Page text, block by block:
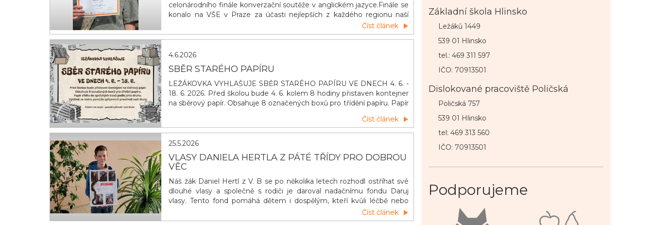
celonárodního finále konverzační soutěže v anglickém jazyce.Finále se
konalo na VŠE v Praze za účasti nejlepších z každého regionu naší
republiky. Radim si poradil skvěle se svým tématem Street Life a
obsadil druhé místo. Patří mu obrovské díky za reprezentace našeho
Číst článek
4.6.2026
SBĚR STARÉHO PAPÍRU
LEŽÁKOVKA VYHLAŠUJE SBĚR STARÉHO PAPÍRU VE DNECH 4. 6. -
18. 6. 2026. Před školou bude 4. 6. kolem 8 hodiny přistaven kontejner
na sběrový papír. Obsahuje 8 označených boxů pro třídění papíru. Papír
zpříjemnit prostředí naší školy. Třídění má smysl – pomáhá přírodě i
naší škole. D
Číst článek
25.5.2026
VLASY DANIELA HERTLA Z PÁTÉ TŘÍDY PRO DOBROU
VĚC
Náš žák Daniel Hertl z V. B se po několika letech rozhodl ostříhat své
dlouhé vlasy a společně s rodiči je daroval nadačnímu fondu Daruj
vlasy. Tento fond pomáhá dětem i dospělým, kteří kvůli léčbě nebo
onemocnění o vlasy přišli. Z darovaných vlasů vznikají paruky, které
mohou lidem v těžkém období alespoň trochu vrátit radost a větší
Číst článek
Základní škola Hlinsko
Ležáků 1449
539 01 Hlinsko
tel.: 469 311 597
IČO: 70913501
Dislokované pracoviště Poličská
Poličská 757
539 01 Hlinsko
tel: 469 313 560
IČO: 70913501
Podporujeme